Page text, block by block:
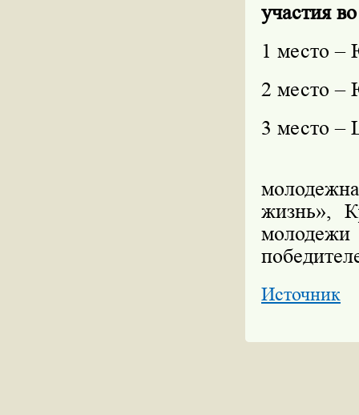
участия
1 место –
2 место –
3 место –
жизнь»,
Источник